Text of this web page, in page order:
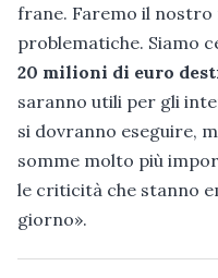
frane. Faremo il
problematiche. Siamo
20 milioni di euro
saranno utili per gli
si dovranno eseguire,
somme molto più
le criticità che stanno
giorno».